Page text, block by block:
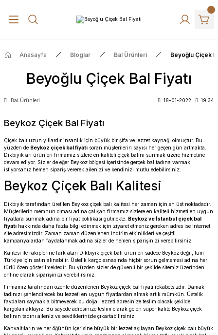
Anasayfa Bloglar Bal Ürünleri Beyoğlu Çiçek
Beyoğlu Çiçek Bal Fiyatı
Bal Ürünleri 18-01-2022 19:34
Beykoz Çiçek Bal Fiyatı
Çiçek balı uzun yıllardır insanlık için büyük bir şifa ve lezzet kaynağı olmuştur. Bu
yüzden de Beykoz çiçek bal fiyatı soran müşterilerin sayısı her geçen gün artmakta.
Dikbıyık arı ürünleri firmamız sizlere en kaliteli çiçek balını sunmak üzere hizmetine
devam ediyor. Sizler de eğer Beykoz bölgesi içerisinde gerçek bal tadına varmak
istiyorsanız hemen sipariş vererek ailenizi ve kendinizi mutlu edebilirsiniz.
Beykoz Çiçek Balı Kalitesi
Dikbıyık tarafından üretilen Beykoz çiçek balı kalitesi her zaman için en üst noktadadır.
Müşterilerin memnun olması adına çalışan firmamız sizlere en kaliteli hizmeti en uygun
fiyatlara sunmak adına bir fiyat politikası gütmekte. Beykoz veİstanbul çiçek bal
fiyatı hakkında daha fazla bilgi edinmek için ziyaret etmeniz gereken adres ise internet
site adresimizdir. Zaman zaman düzenlenen indirim etkinlikleri ve çeşitli
kampanyalardan faydalanmak adına sizler de hemen siparişinizi verebilirsiniz.
Kalitesi ile rakiplerine fark atan Dikbıyık çiçek balı ürünleri sadece Beykoz değil, tüm
Türkiye için satın alınabilir. Üstelik kargo esnasında hiçbir sorun gelmemesi adına her
türlü özen gösterilmektedir. Bu yüzden sizler de güvenli bir şekilde sitemiz üzerinden
online olarak siparişinizi verebilirsiniz.
Firmamız tarafından özenle düzenlenen Beykoz çiçek bal fiyatı rekabetsizdir. Damak
tadınızı şenlendirecek bu lezzeti en uygun fiyatlardan almak artık mümkün. Üstelik
faydaları saymakla bitmeyecek bu doğal lezzeti adresinize teslim olacak şekilde
kargolamaktayız. Bu sayede adresinize teslim olarak gelen süper kalite Beykoz çiçek
balının tadını aileniz ve sevdiklerinizle çıkartabilirsiniz.
Kahvaltıların ve her öğünün içerisine büyük bir lezzet aşılayan Beykoz çiçek balı büyük